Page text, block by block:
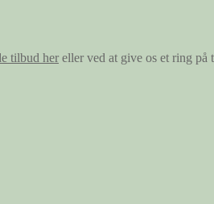
tilbud her eller ved at give os et ring på